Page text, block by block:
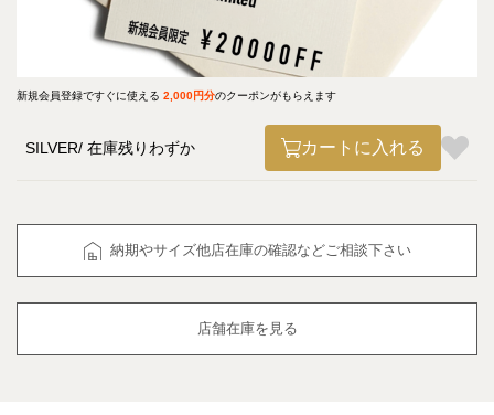
新規会員登録ですぐに使える 2,000円分のクーポンがもらえます
SILVER 在庫残りわずか カートに入れる
納期やサイズ他店在庫の確認などご相談下さい
店舗在庫を見る